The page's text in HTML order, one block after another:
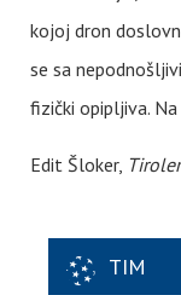
kojoj dron
se sa
fizički opipljiva.
Edit Šloker,
TIM